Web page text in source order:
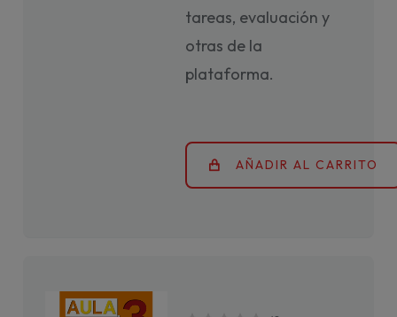
tareas, evaluación y
otras de la
plataforma.
AÑADIR AL CARRITO